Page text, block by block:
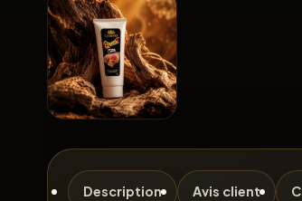
Description Avis client